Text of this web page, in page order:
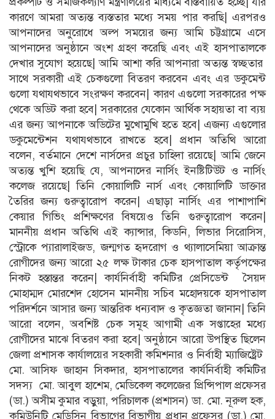
কারণে আমরা অত্যন্ত ব্যস্ততার মধ্যে সময় পার করছি| এরপরও
আপনাদের অনুরোধে অল্প সময়ের জন্য আমি চট্টগ্রামে এসে
আপনাদের অনুষ্ঠানে অংশ গ্রহণ করেছি এবং এই হাসপাতালকে
দেখার সুযোগ হয়েছে| আমি আশা করি আপনারা অত্যন্ত স্বচ্ছতার
সাথে সরকারী এই চেকগুলো বিতরণ করবেন এবং এর ডকুমেন্ট
গুলো যথাযথভাবে সংরক্ষণ করবেন| কারণ এগুলো সরকারের পক্ষ
থেকে অডিট করা হবে| সরকারের যেকোন আর্থিক সহায়তা বা ব্যয়
এর জন্য আপনাকে অডিটের মুখোমুখি হতে হবে| এজন্য এগুলোর
ডকুমেন্টেশন যথাযথভাবে রাখতে হবে| প্রধান অতিথি আরো
বলেন, বর্তমানে দেশে নার্সদের প্রচুর চাহিদা রয়েছে| আমি জেনে
অত্যন্ত খুশি হয়েছি যে, আপনাদের নার্সিং ইনষ্টিটিউট ও নার্সিং
কলেজ রয়েছে| তিনি কোয়ালিটি নার্স এবং কোয়ালিটি ডাক্তার
তৈরির জন্য গুরুত্বারোপ করেন| এছাড়া নার্সিং এর পাশাপাশি
কেয়ার গিভিং প্রশিক্ষণের বিষয়েও তিনি গুরুত্বারোপ করেন|
মাননীয় প্রধান অতিথি এই ক্যান্সার, কিডনি, লিভার সিরোসিস,
স্ট্রোকে প্যারালাইজড, জন্মগত হৃদরোগ ও থ্যালাসেমিয়া আক্রান্ত
রোগীদের জন্য আরো ২৫ লক্ষ টাকার চেক হাসপাতাল কর্তৃপক্ষের
নিকট হস্তান্তর করেন| কার্যনির্বাহী কমিটির প্রেসিডেন্ট সৈয়দ
মোহাম্মদ মোরশেদ হোসেন মাননীয় সচিব মহোদয়কে হাসপাতাল
পরিদর্শনে আসার জন্য আন্তরিক ধন্যবাদ ও কৃতজ্ঞতা জানান| তিনি
আরো বলেন, অবশিষ্ট চেক সমূহ আগামী এক সপ্তাহের মধ্যে
রোগীদের মাঝে বিতরণ করা হবে| অনুষ্ঠানে আরো উপস্থিত ছিলেন
জেলা প্রশাসক কার্যালয়ের সহকারী কমিশনার ও নির্বাহী ম্যাজিষ্ট্রেট
মো. আসিফ জাহান সিকদার, হাসপাতালের কার্যনির্বাহী কমিটির
সদস্য মো. আবুল হাশেম, মেডিকেল কলেজের প্রিন্সিপাল প্রফেসর
(ডা.) অসীম কুমার বড়ুয়া, পরিচালক (প্রশাসন) ডা. মো. নূরুল হক,
কমিউনিটি মেডিসিন বিভাগের বিভাগীয় প্রধান প্রফেসর (ডা.) মো.